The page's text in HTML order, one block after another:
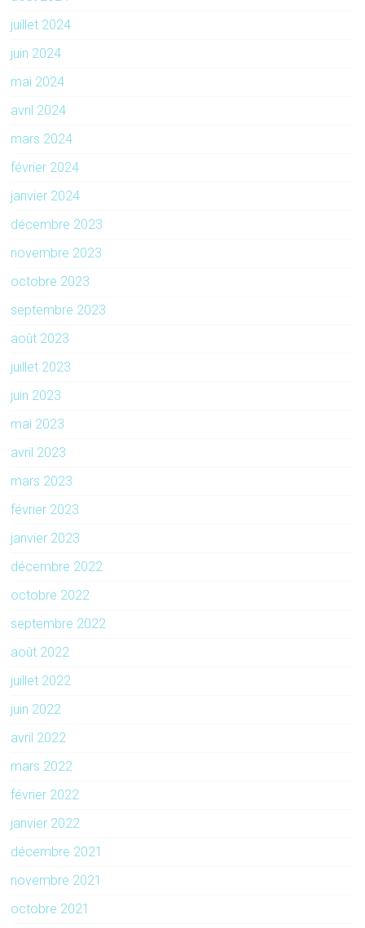
juillet 2024
juin 2024
mai 2024
avril 2024
mars 2024
février 2024
janvier 2024
décembre 2023
novembre 2023
octobre 2023
septembre 2023
août 2023
juillet 2023
juin 2023
mai 2023
avril 2023
mars 2023
février 2023
janvier 2023
décembre 2022
octobre 2022
septembre 2022
août 2022
juillet 2022
juin 2022
avril 2022
mars 2022
février 2022
janvier 2022
décembre 2021
novembre 2021
octobre 2021